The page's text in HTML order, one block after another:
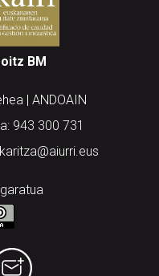
BM
| ANDOAIN
943 300 731